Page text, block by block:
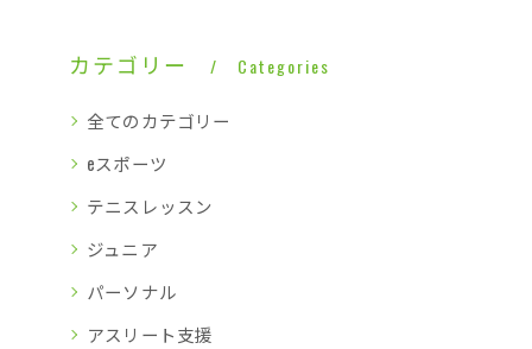
カテゴリー Categories
全てのカテゴリー
eスポーツ
テニスレッスン
ジュニア
パーソナル
アスリート支援